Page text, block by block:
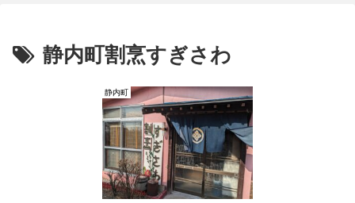
静内町割烹すぎさわ
静内町